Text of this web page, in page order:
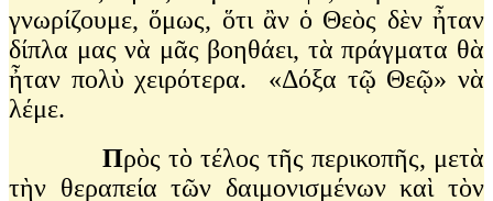
γνωρίζουμε, ὅμως, ὅτι ἂν ὁ Θεὸς δὲν ἦταν
δίπλα μας νὰ μᾶς βοηθάει, τὰ πράγματα θὰ
ἦταν πολὺ χειρότερα. «Δόξα τῷ Θεῷ» νὰ
λέμε.
Πρὸς τὸ τέλος τῆς περικοπῆς, μετὰ
τὴν θεραπεία τῶν δαιμονισμένων καὶ τὸν